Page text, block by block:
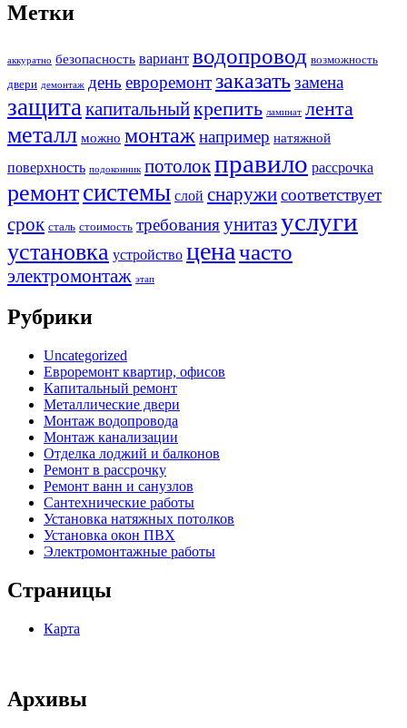
Метки
аккуратно безопасность вариант водопровод возможность
двери демонтаж день евроремонтзаказатьзамена
защитакапитальныйкрепить ламинат лента
металл можно монтажнапример натяжной
поверхность подоконник потолокправило рассрочка
ремонтсистемы слой снаружисоответствует
срок сталь стоимость требованияунитазуслуги
установка устройство ценачасто
электромонтаж этап
Рубрики
Uncategorized
Евроремонт квартир, офисов
Капитальный ремонт
Металлические двери
Монтаж водопровода
Монтаж канализации
Отделка лоджий и балконов
Ремонт в рассрочку
Ремонт ванн и санузлов
Сантехнические работы
Установка натяжных потолков
Установка окон ПВХ
Электромонтажные работы
Страницы
Карта
Архивы